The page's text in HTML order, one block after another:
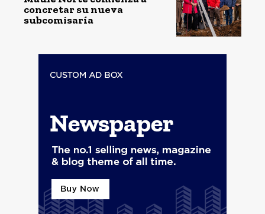
concretar su nueva
subcomisaría